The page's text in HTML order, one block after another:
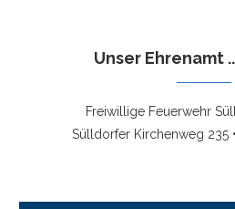
Unser Ehrenamt
Freiwillige Feuerwehr
Sülldorfer Kirchenweg 235